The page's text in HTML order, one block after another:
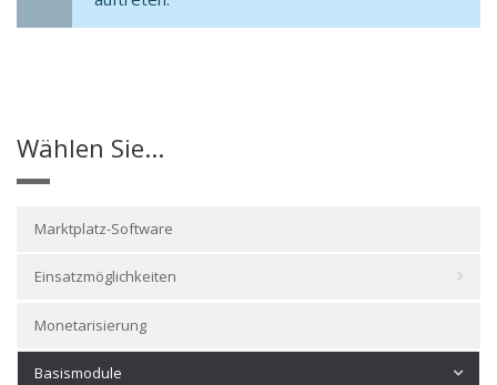
Wählen Sie...
Marktplatz-Software
Einsatzmöglichkeiten
Monetarisierung
Basismodule